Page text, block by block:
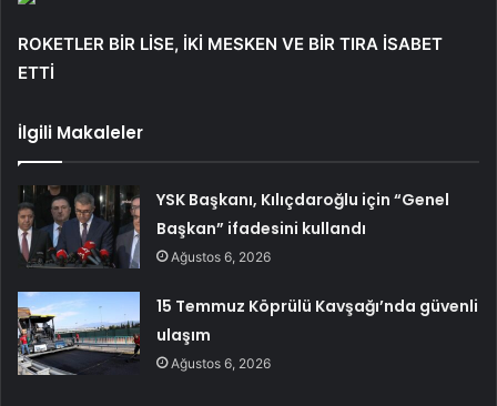
ROKETLER BİR LİSE, İKİ MESKEN VE BİR TIRA İSABET
ETTİ
İlgili Makaleler
YSK Başkanı, Kılıçdaroğlu için “Genel
Başkan” ifadesini kullandı
Ağustos 6, 2026
15 Temmuz Köprülü Kavşağı’nda güvenli
ulaşım
Ağustos 6, 2026